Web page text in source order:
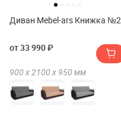
Диван Mebel-ars Книжка №2
от 33 990 ₽
900 х 2100 х 950 мм